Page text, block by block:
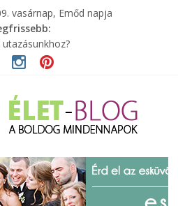
vasárnap, Emőd napja
parfümtermékek környezetbarát
megtartasz magadnak